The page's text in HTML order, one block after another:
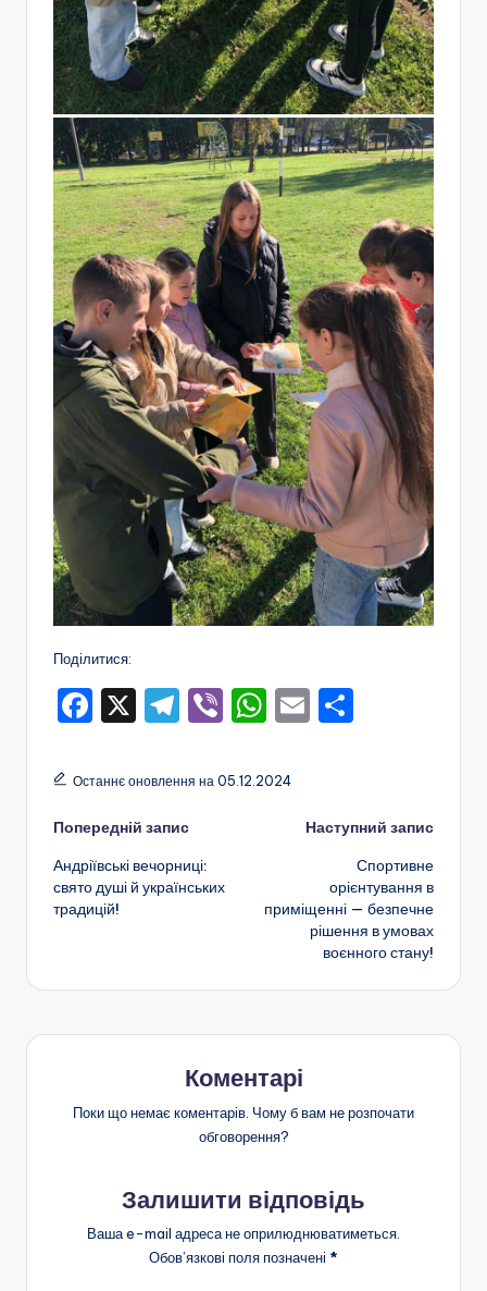
Поділитися:
F
c
b
o
o
X
T
e
a
m
Vi
er
W
a
p
E
l
и
т
и
с
я
Останнє оновлення на 05.12.2024
Навігація
по
запису
Попередній запис
Андріївські вечорниці:
свято душі й українських
традицій!
Наступний запис
Спортивне
орієнтування в
приміщенні — безпечне
рішення в умовах
воєнного стану!
Коментарі
Поки що немає коментарів. Чому б вам не розпочати
обговорення?
Залишити відповідь
Ваша e-mail адреса не оприлюднюватиметься.
Обов’язкові поля позначені *